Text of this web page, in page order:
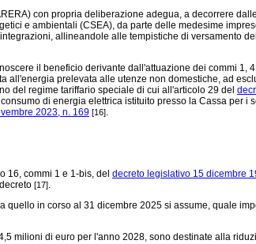
con propria deliberazione adegua, a decorrere
e ambientali (CSEA), da parte delle medesime
allineandole alle tempistiche di versamento
il beneficio derivante dall'attuazione dei commi 1,
prelevata alle utenze non domestiche, ad
del regime tariffario speciale di cui all'articolo 29 del
di energia elettrica istituito presso la Cassa per i
2023, n. 169 [16].
commi 1 e 1-bis, del decreto legislativo 15 dicembre
[17].
in corso al 31 dicembre 2025 si assume, quale
di euro per l'anno 2028, sono destinate alla